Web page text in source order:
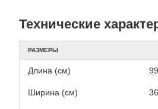
Технические
РАЗМЕРЫ
Длина (см)
Ширина (см)